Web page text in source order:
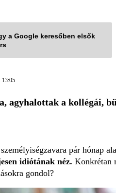
a Google keresőben elsők
13:05
agyhalottak a kollégái,
pár hónap
idiótának néz. Konkrétan
gondol?